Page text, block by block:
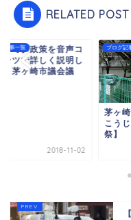
RELATED POST
記事一覧
育て】政策を音声コ
ンツで詳しく説明し
｜茅ヶ崎市議会議
2018-11-02
ブログ記
茅ヶ
こう
祭】